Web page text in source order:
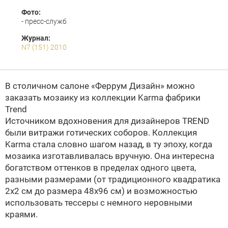
Фото:
- пресс-служб
Журнал:
N7 (151) 2010
В столичном салоне «Феррум Дизайн» можно
заказать мозаику из коллекции Karma фабрики
Trend
Источником вдохновения для дизайнеров TREND
были витражи готических соборов. Коллекция
Karma стала словно шагом назад, в ту эпоху, когда
мозаика изготавливалась вручную. Она интересна
богатством оттенков в пределах одного цвета,
разными размерами (от традиционного квадратика
2х2 см до размера 48х96 см) и возможностью
использовать тессеры с немного неровными
краями.